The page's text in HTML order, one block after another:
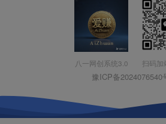
八一网创系统3.0 扫码加
豫ICP备2024076540